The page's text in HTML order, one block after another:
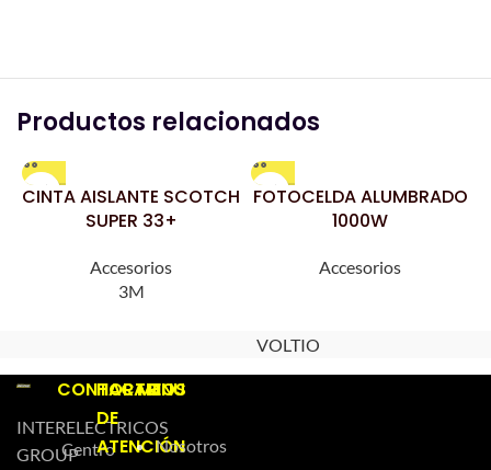
Productos relacionados
CINTA AISLANTE SCOTCH
SUPER 33+
Accesorios
3M
FOTOCELDA ALUMBRADO
1000W
Accesorios
VOLTIO
INTERELECTRICOS
GROUP
CONTACTO
Centro
HORARIOS
DE
ATENCIÓN
MENU
Nosotros